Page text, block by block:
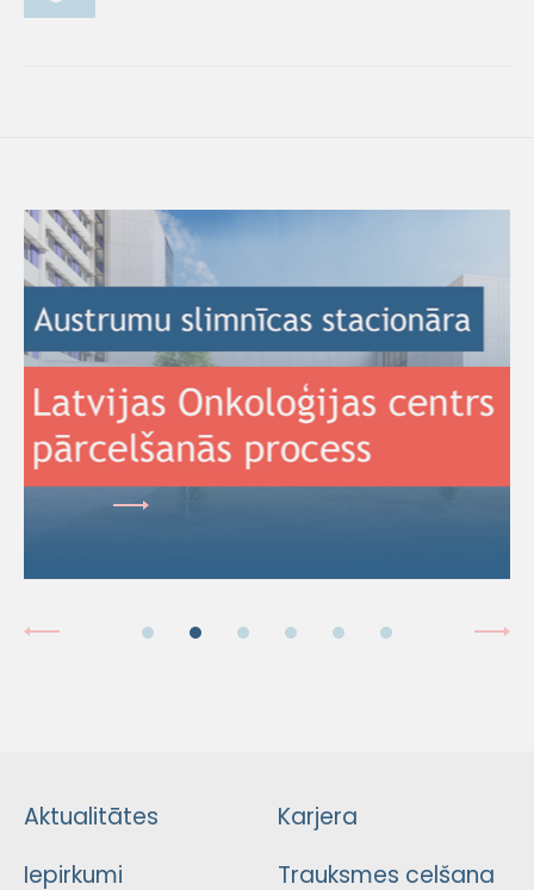
Aktualitātes
Iepirkumi
Karjera
Trauksmes celšana